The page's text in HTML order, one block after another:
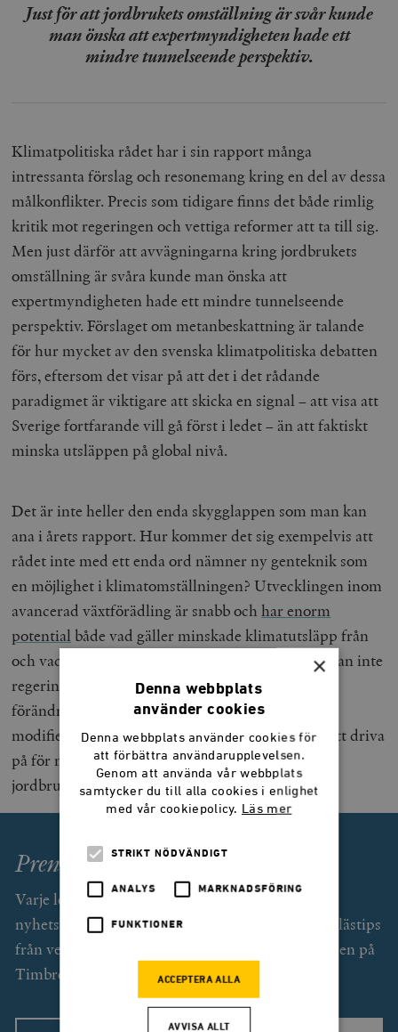
Just för att jordbrukets omställning är svår kunde
man önska att expertmyndigheten hade ett
mindre tunnelseende perspektiv.
Klimatpolitiska rådet har i sin rapport många
intressanta förslag och resonemang kring en del av dessa
målkonflikter. Precis som tidigare finns det både rimlig
kritik mot regeringen och vettiga reformer att ta till sig.
Men just därför att avvägningarna kring jordbrukets
omställning är svåra kunde man önska att
expertmyndigheten hade ett mindre tunnelseende
perspektiv. Förslaget om metanbeskattning är talande
för hur mycket av den svenska klimatpolitiska debatten
förs, eftersom det visar på att det i det rådande
paradigmet är viktigare att skicka en signal – att visa att
Sverige fortfarande vill gå först i ledet – än att faktiskt
minska utsläppen på global nivå.
Det är inte heller den enda skygglappen som man kan
ana i årets rapport. Hur kommer det sig exempelvis att
rådet inte med ett enda ord nämner ny genteknik som
en möjlighet i klimatomställningen? Utvecklingen inom
avancerad växtförädling är snabb ochhar enorm
potential både vad gäller minskade klimatutsläpp från
och vad gäller hälsoaspekter. Varför uppmanar man inte
regeringen att driva på i EU:s institutioner för en
förändrad lagstiftning för gen- eller CRISPR-
modifierade grödor, så som man uppmanar den att driva
på för metanbeskattning och förändrad
jordbrukspolitik?
Prenumerera på Smedjan!
Varje lördag får du som prenumerant (gratis) ett
nyhetsbrev med exklusiv text av Svend Dahl och lästips
från veckan som gått. Dessutom unika erbjudanden på
Timbro förlags utgivning.
×
Denna webbplats
använder cookies
Denna webbplats använder cookies för
att förbättra användarupplevelsen.
Genom att använda vår webbplats
samtycker du till alla cookies i enlighet
med vår cookiepolicy. Läs mer
STRIKT NÖDVÄNDIGT
ANALYS MARKNADSFÖRING
FUNKTIONER
ACCEPTERA ALLA
AVVISA ALLT